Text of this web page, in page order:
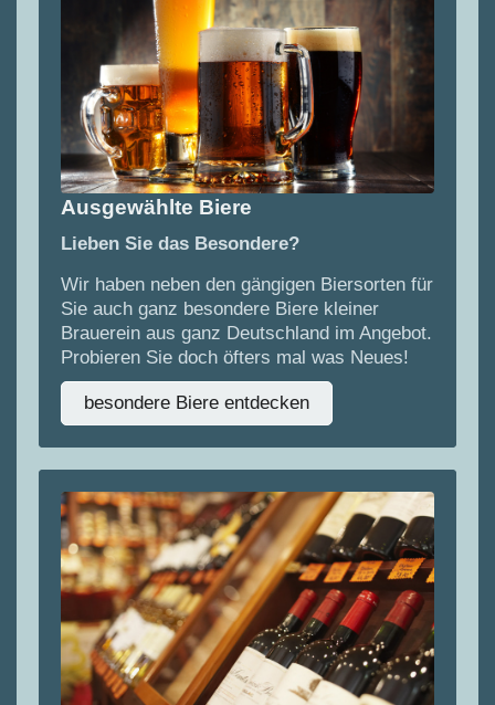
Ausgewählte Biere
Lieben Sie das Besondere?
Wir haben neben den gängigen Biersorten für
Sie auch ganz besondere Biere kleiner
Brauerein aus ganz Deutschland im Angebot.
Probieren Sie doch öfters mal was Neues!
besondere Biere entdecken